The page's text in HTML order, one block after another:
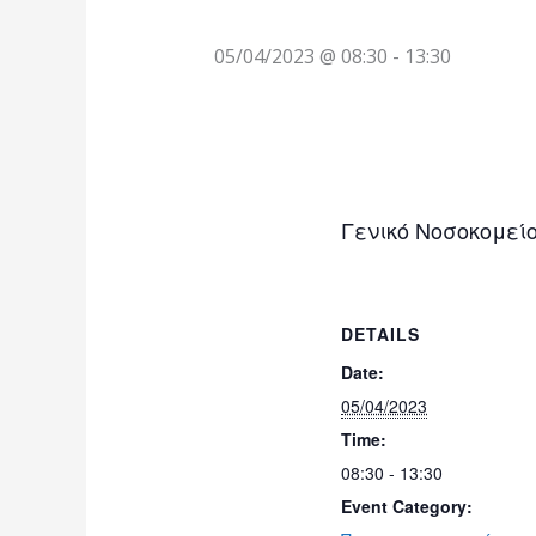
05/04/2023 @ 08:30 - 13:30
Γενικό
DETAILS
Date:
05/04/2023
Time:
08:30 - 13:30
Event Category: